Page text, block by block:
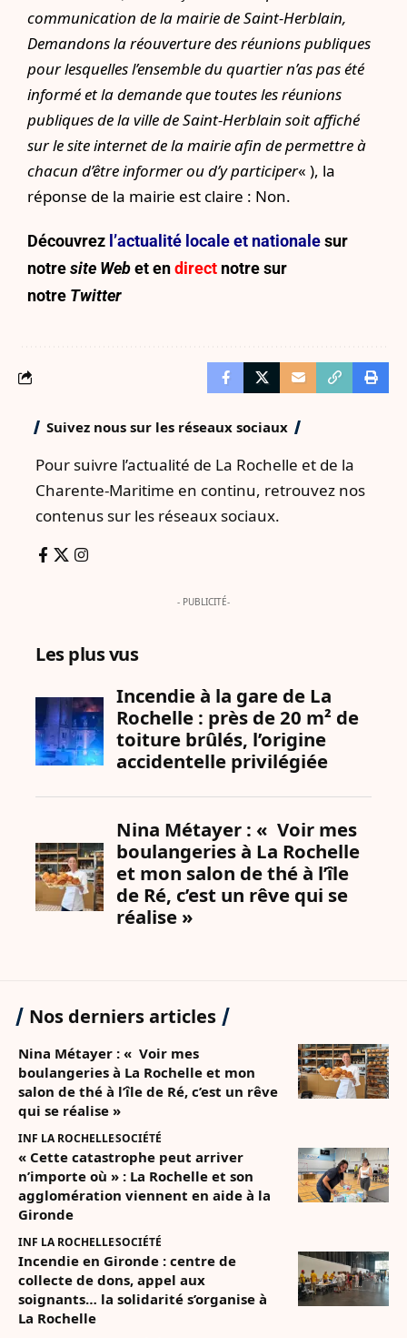
communication de la mairie de Saint-Herblain,
Demandons la réouverture des réunions publiques
pour lesquelles l’ensemble du quartier n’as pas été
informé et la demande que toutes les réunions
publiques de la ville de Saint-Herblain soit affiché
sur le site internet de la mairie afin de permettre à
chacun d’être informer ou d’y participer« ), la
réponse de la mairie est claire : Non.
Découvrez l’actualité locale et nationalesur
notresite Webet endirect notre sur
notre Twitter
Suivez nous sur les réseaux sociaux
Pour suivre l’actualité de La Rochelle et de la
Charente-Maritime en continu, retrouvez nos
contenus sur les réseaux sociaux.
- PUBLICITÉ-
Les plus vus
Nos derniers articles
Nina Métayer : « Voir mes
boulangeries à La Rochelle et mon
salon de thé à l’île de Ré, c’est un rêve
qui se réalise »
INF LA ROCHELLESOCIÉTÉ
« Cette catastrophe peut arriver
n’importe où » : La Rochelle et son
agglomération viennent en aide à la
Gironde
INF LA ROCHELLESOCIÉTÉ
Incendie en Gironde : centre de
collecte de dons, appel aux
soignants… la solidarité s’organise à
La Rochelle